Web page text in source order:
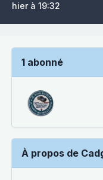
hier à 19:32
1 abonné
À propos de